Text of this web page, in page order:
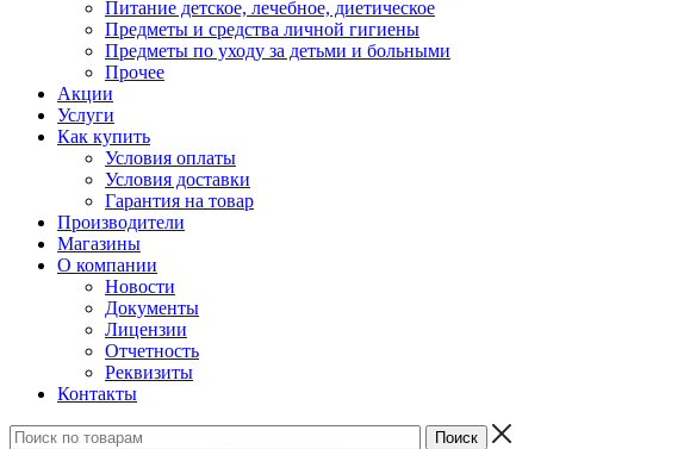
Питание детское, лечебное, диетическое
Предметы и средства личной гигиены
Предметы по уходу за детьми и больными
Прочее
Акции
Услуги
Как купить
Условия оплаты
Условия доставки
Гарантия на товар
Производители
Магазины
О компании
Новости
Документы
Лицензии
Отчетность
Реквизиты
Контакты